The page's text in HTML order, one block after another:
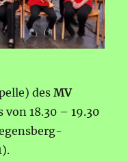
desMV
18.30 – 19.30